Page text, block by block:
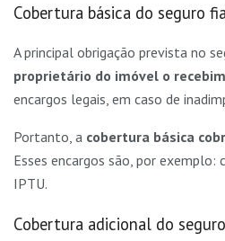
Cobertura básica do seguro
A principal obrigação prevista no
proprietário do imóvel o
encargos legais, em caso de
Portanto, a cobertura básica
Esses encargos são, por exemplo:
IPTU.
Cobertura adicional do